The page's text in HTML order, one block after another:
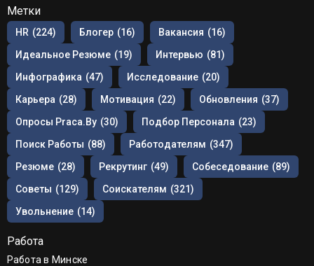
Метки
HR (224) Блогер (16) Вакансия (16)
Идеальное Резюме (19) Интервью (81)
Инфографика (47) Исследование (20)
Карьера (28) Мотивация (22) Обновления (37)
Опросы Praca.by (30) Подбор Персонала (23)
Поиск Работы (88) Работодателям (347)
Резюме (28) Рекрутинг (49) Собеседование (89)
Советы (129) Соискателям (321)
Увольнение (14)
Работа
Работа в Минске